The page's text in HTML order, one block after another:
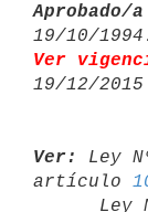
Aprobado/
Ver
19/12/
Ver:
Ley
artículo